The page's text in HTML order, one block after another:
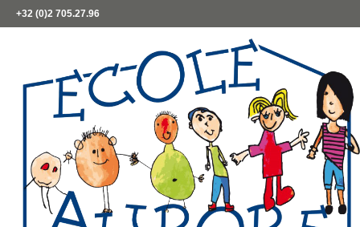
+32 (0)2 705.27.96